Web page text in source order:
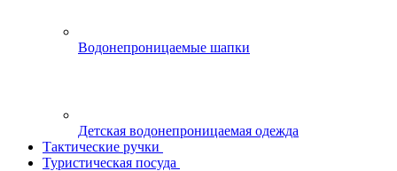
Водонепроницаемые шапки
Детская водонепроницаемая одежда
Тактические ручки
Туристическая посуда